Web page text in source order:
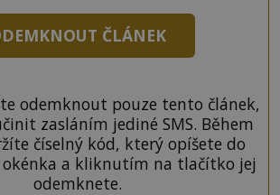
ČLÁNEK
odemknout pouze tento článek,
zasláním jediné SMS. Během
číselný kód, který opíšete do
okénka a kliknutím na tlačítko jej
odemknete.